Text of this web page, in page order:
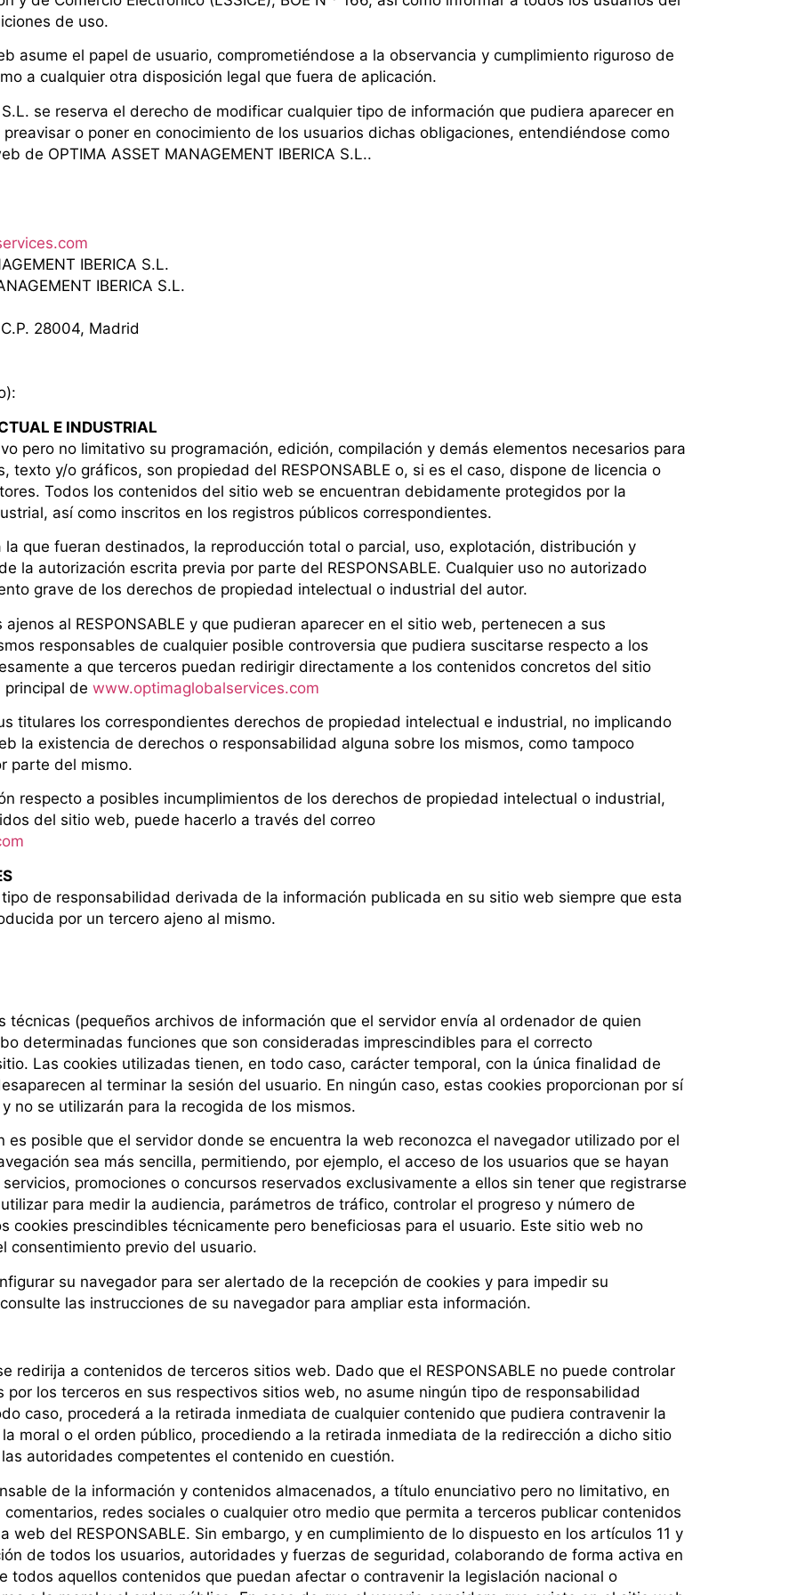
de uso.
asume el papel de usuario, comprometiéndose a la observancia y cumplimiento riguroso de
a cualquier otra disposición legal que fuera de aplicación.
S.L. se reserva el derecho de modificar cualquier tipo de información que pudiera aparecer en
o poner en conocimiento de los usuarios dichas obligaciones, entendiéndose como
de OPTIMA ASSET MANAGEMENT IBERICA S.L..
IBERICA S.L.
IBERICA S.L.
28004, Madrid
E INDUSTRIAL
pero no limitativo su programación, edición, compilación y demás elementos necesarios para
texto y/o gráficos, son propiedad del RESPONSABLE o, si es el caso, dispone de licencia o
Todos los contenidos del sitio web se encuentran debidamente protegidos por la
así como inscritos en los registros públicos correspondientes.
que fueran destinados, la reproducción total o parcial, uso, explotación, distribución y
la autorización escrita previa por parte del RESPONSABLE. Cualquier uso no autorizado
grave de los derechos de propiedad intelectual o industrial del autor.
al RESPONSABLE y que pudieran aparecer en el sitio web, pertenecen a sus
responsables de cualquier posible controversia que pudiera suscitarse respecto a los
a que terceros puedan redirigir directamente a los contenidos concretos del sitio
de www.optimaglobalservices.com
titulares los correspondientes derechos de propiedad intelectual e industrial, no implicando
la existencia de derechos o responsabilidad alguna sobre los mismos, como tampoco
parte del mismo.
respecto a posibles incumplimientos de los derechos de propiedad intelectual o industrial,
del sitio web, puede hacerlo a través del correo
tipo de responsabilidad derivada de la información publicada en su sitio web siempre que esta
por un tercero ajeno al mismo.
técnicas (pequeños archivos de información que el servidor envía al ordenador de quien
determinadas funciones que son consideradas imprescindibles para el correcto
Las cookies utilizadas tienen, en todo caso, carácter temporal, con la única finalidad de
al terminar la sesión del usuario. En ningún caso, estas cookies proporcionan por sí
no se utilizarán para la recogida de los mismos.
posible que el servidor donde se encuentra la web reconozca el navegador utilizado por el
sea más sencilla, permitiendo, por ejemplo, el acceso de los usuarios que se hayan
promociones o concursos reservados exclusivamente a ellos sin tener que registrarse
para medir la audiencia, parámetros de tráfico, controlar el progreso y número de
cookies prescindibles técnicamente pero beneficiosas para el usuario. Este sitio web no
consentimiento previo del usuario.
su navegador para ser alertado de la recepción de cookies y para impedir su
las instrucciones de su navegador para ampliar esta información.
redirija a contenidos de terceros sitios web. Dado que el RESPONSABLE no puede controlar
los terceros en sus respectivos sitios web, no asume ningún tipo de responsabilidad
caso, procederá a la retirada inmediata de cualquier contenido que pudiera contravenir la
moral o el orden público, procediendo a la retirada inmediata de la redirección a dicho sitio
autoridades competentes el contenido en cuestión.
de la información y contenidos almacenados, a título enunciativo pero no limitativo, en
redes sociales o cualquier otro medio que permita a terceros publicar contenidos
web del RESPONSABLE. Sin embargo, y en cumplimiento de lo dispuesto en los artículos 11 y
de todos los usuarios, autoridades y fuerzas de seguridad, colaborando de forma activa en
todos aquellos contenidos que puedan afectar o contravenir la legislación nacional o